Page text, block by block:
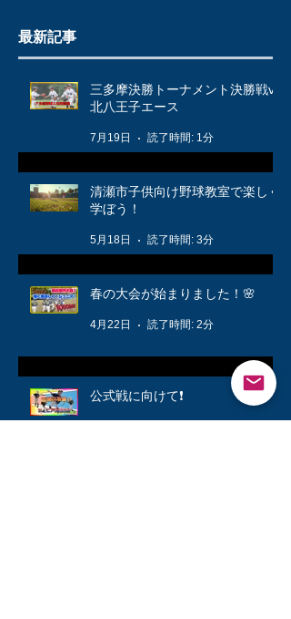
最新記事
三多摩決勝トーナメント決勝戦vs
北八王子エース
7月19日 読了時間: 1分
清瀬市子供向け野球教室で楽しく
学ぼう！
5月18日 読了時間: 3分
春の大会が始まりました！🌸
4月22日 読了時間: 2分
公式戦に向けて❗️